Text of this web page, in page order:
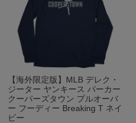
【海外限定版】MLB デレク・
ジーター ヤンキース パーカー
クーパーズタウン プルオーバ
ー フーディー Breaking T ネイ
ビー